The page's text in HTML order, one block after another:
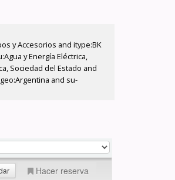
y Accesorios and itype:BK
y Energía Eléctrica,
Sociedad del Estado and
and su-
Hacer reserva